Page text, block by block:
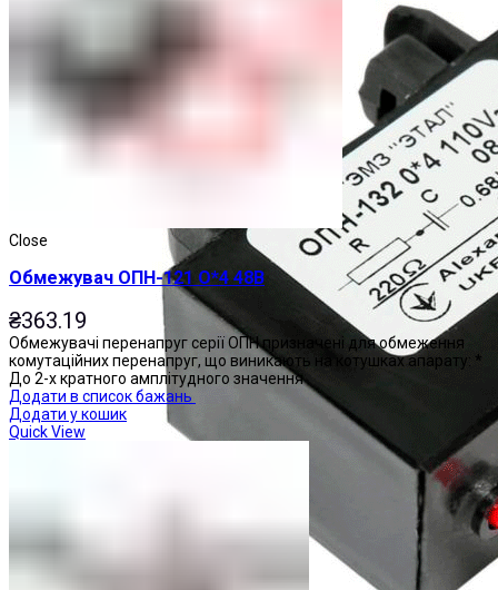
Close
Обмежувач ОПН-121 О*4 48В
₴363.19
Обмежувачі перенапруг серії ОПН призначені для обмеження
комутаційних перенапруг, що виникають на котушках апарату: *
До 2-х кратного амплітудного значення
Додати в список бажань
Додати у кошик
Quick View